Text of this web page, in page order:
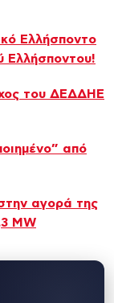
Ελλήσποντο
Ελλήσποντου!
του ΔΕΔΔΗΕ
από
αγορά της
MW